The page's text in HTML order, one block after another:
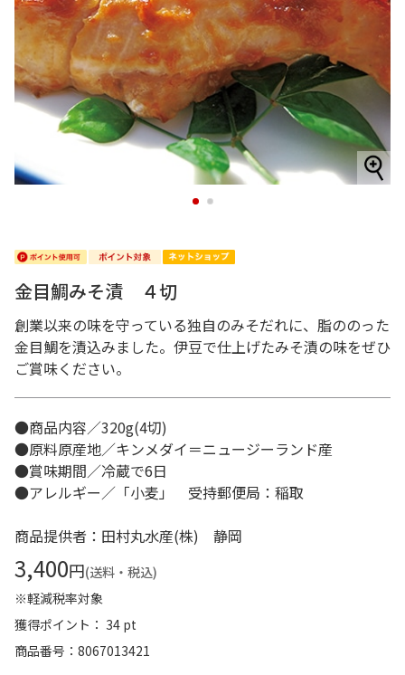
1 2
金目鯛みそ漬 ４切
創業以来の味を守っている独自のみそだれに、脂ののった
金目鯛を漬込みました。伊豆で仕上げたみそ漬の味をぜひ
ご賞味ください。
●商品内容／320g(4切)
●原料原産地／キンメダイ＝ニュージーランド産
●賞味期間／冷蔵で6日
●アレルギー／「小麦」 受持郵便局：稲取
商品提供者：田村丸水産(株) 静岡
3,400円(送料・税込)
※軽減税率対象
獲得ポイント： 34 pt
商品番号
8067013421